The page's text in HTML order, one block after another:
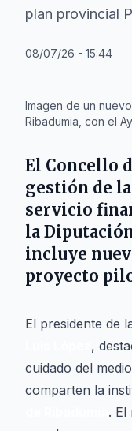
plan provincial
08/07/26 - 15:44
Imagen de un
Ribadumia, con el
El Concello
gestión de
servicio
la
incluye
proyecto
El presidente de
,
cuidado del
comparten la
. El